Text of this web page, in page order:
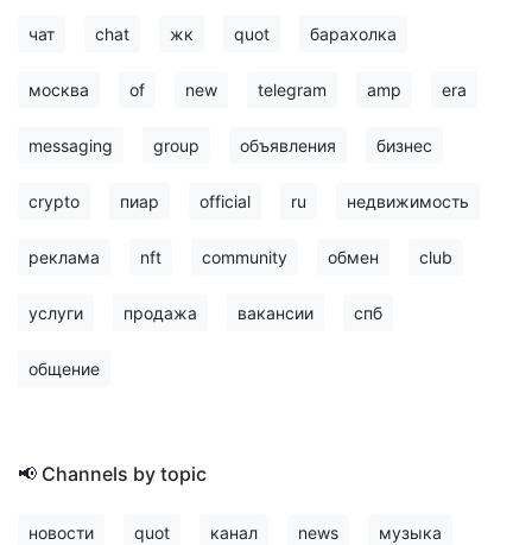
чат chat жк quot барахолка
москва of new telegram amp era
messaging group объявления бизнес
crypto пиар official ru недвижимость
реклама nft community обмен club
услуги продажа вакансии спб
общение
📢 Channels by topic
новости quot канал news музыка